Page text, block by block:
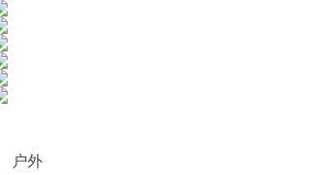
户外